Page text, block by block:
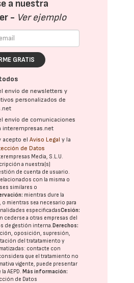
a nuestra
- Ver ejemplo
GRATIS
envío de newsletters y
personalizados de
envío de comunicaciones
interempresas.net
acepto elAviso Legal y la
de Datos
Media, S.L.U.
a nuestra(s)
de cuenta de usuario.
con la misma o
similares o
mientras dure la
mientras sea necesario para
especificadasCesión:
cederse a otras empresas del
de gestión interna.Derechos:
oposición, supresión,
del tratatamiento y
contacte con
que el tratamiento no
vigente, puede presentar
laAEPD.Más información:
de Datos